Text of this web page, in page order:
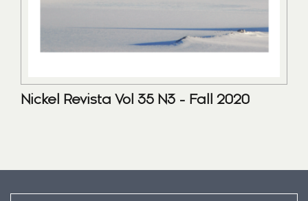
Nickel Revista Vol 35 N3 - Fall 2020